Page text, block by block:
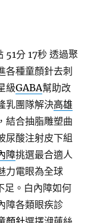
51分 17秒透過聚
各種童顏針去刺
級GABA幫助改
乳團隊解決高雄
結合抽脂雕塑曲
尿酸注射皮下組
障挑選最合適人
力電眼為全球
足。白內障如何
障各類眼疾診